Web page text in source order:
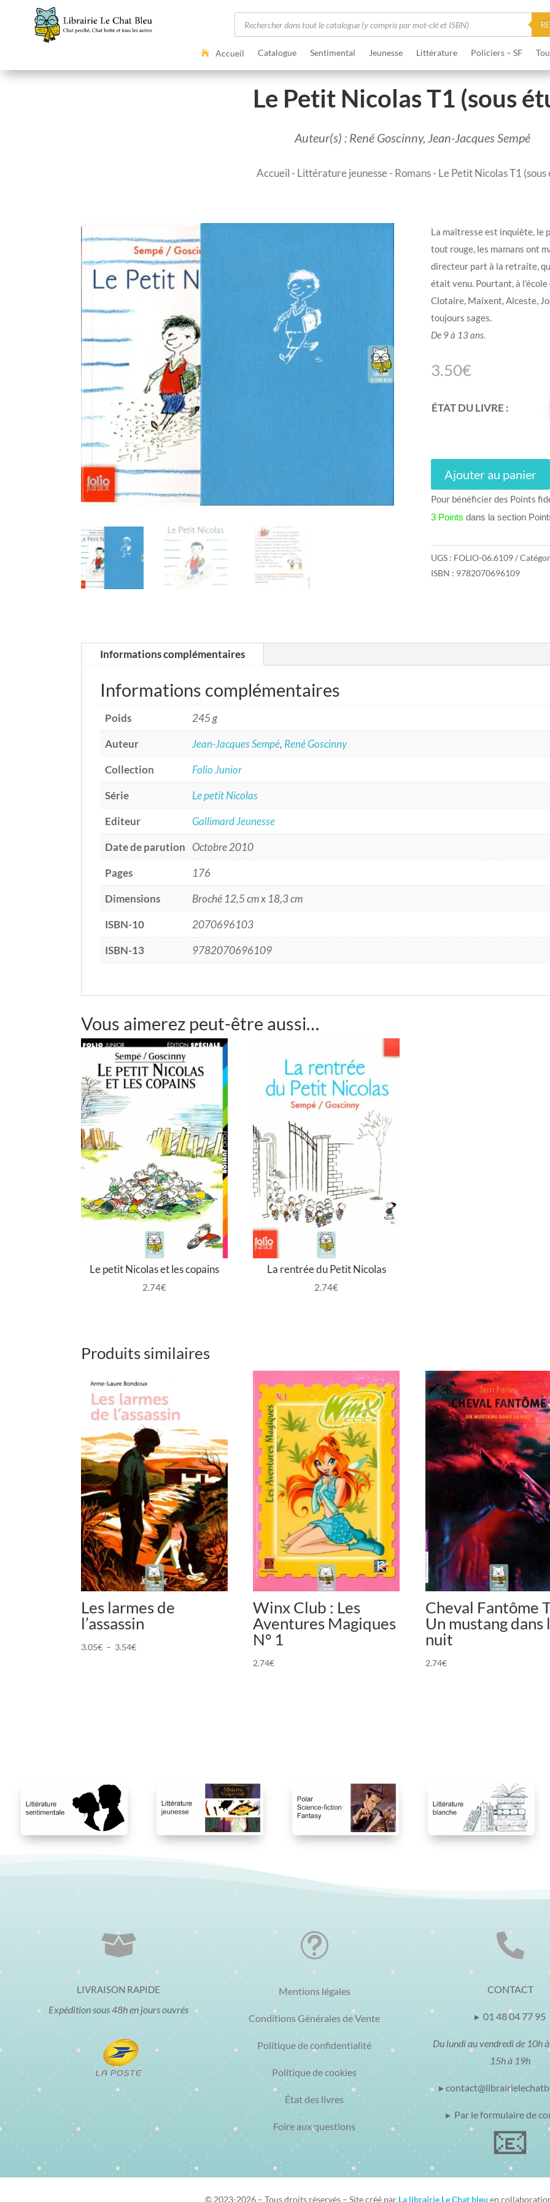
Recherche
de
produits
Accueil
Catalogue Sentimental Jeunesse Littérature Policiers – SF
Le Petit Nicolas T1 (sous
Auteur(s) : René Goscinny, Jean-Jacques Sempé
Accueil - Littérature jeunesse- Romans- Le Petit Nicolas T1 (sous
La maîtresse est inquiète, le
tout rouge, les mamans ont
directeur part à la retraite,
était venu. Pourtant, à l’école
Clotaire, Maixent, Alceste,
toujours sages.
De 9 à 13 ans.
3.50€
ÉTAT DU LIVRE :
Ajouter au panier
Pour bénéficier des Points
3 Points dans la section
UGS : FOLIO-06.6109
ISBN : 9782070696109
Informations complémentaires
Informations complémentaires
Poids
245 g
Auteur
Jean-Jacques Sempé, René Goscinny
Collection
Folio Junior
Série
Le petit Nicolas
Editeur
Gallimard Jeunesse
Date de parution
Octobre 2010
Pages
176
Dimensions
Broché 12,5 cm x 18,3 cm
ISBN-10
2070696103
ISBN-13
9782070696109
Vous aimerez peut-être aussi…
Le petit Nicolas et les copains
2.74€
La rentrée du Petit Nicolas
2.74€
Produits similaires
Les larmes de
l’assassin
3.05€ – 3.54€Plage
Winx Club : Les
Aventures Magiques
N° 1
2.74€
Cheval Fantôme
Un mustang dans
nuit
2.74€

LIVRAISON RAPIDE
Expédition sous 48h en jours ouvrés
t
Mentions légales
Conditions Générales de Vente
Politique de confidentialité
Politique de cookies
État des livres
Foire aux questions

CONTACT
▸ 01 48 04 77 95
Du lundi au vendredi de 10h
15h à 19h
▸
▸ Par le formulaire de
📧
© 2023-2026 – Tous droits réservés – Site créé par La librairie Le Chat bleu en